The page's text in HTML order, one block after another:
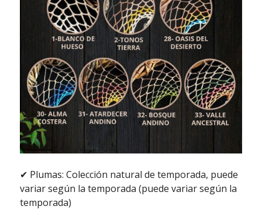
✔ Plumas: Colección natural de temporada, puede
variar según la temporada (puede variar según la
temporada)